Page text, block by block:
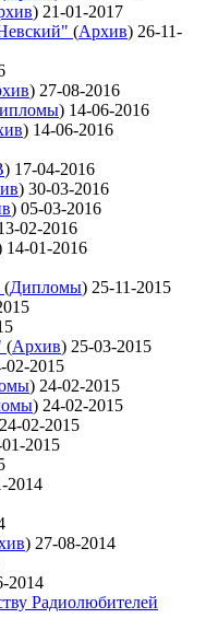
) 21-01-2017
(Архив) 26-11-
) 27-08-2016
) 14-06-2016
) 14-06-2016
) 17-04-2016
) 30-03-2016
) 05-03-2016
02-2016
14-01-2016
(Дипломы) 25-11-2015
(Архив) 25-03-2015
02-2015
) 24-02-2015
) 24-02-2015
24-02-2015
2015
2014
) 27-08-2014
2014
Радиолюбителей